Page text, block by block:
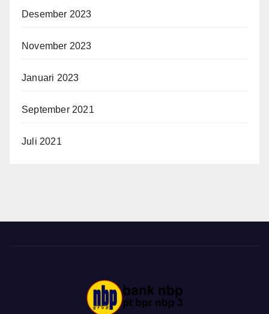
Desember 2023
November 2023
Januari 2023
September 2021
Juli 2021